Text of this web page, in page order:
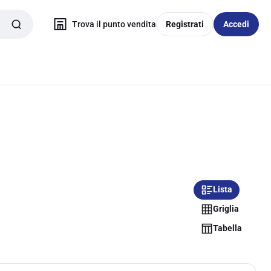
Trova il punto vendita Registrati Accedi
Lista
Griglia
Tabella